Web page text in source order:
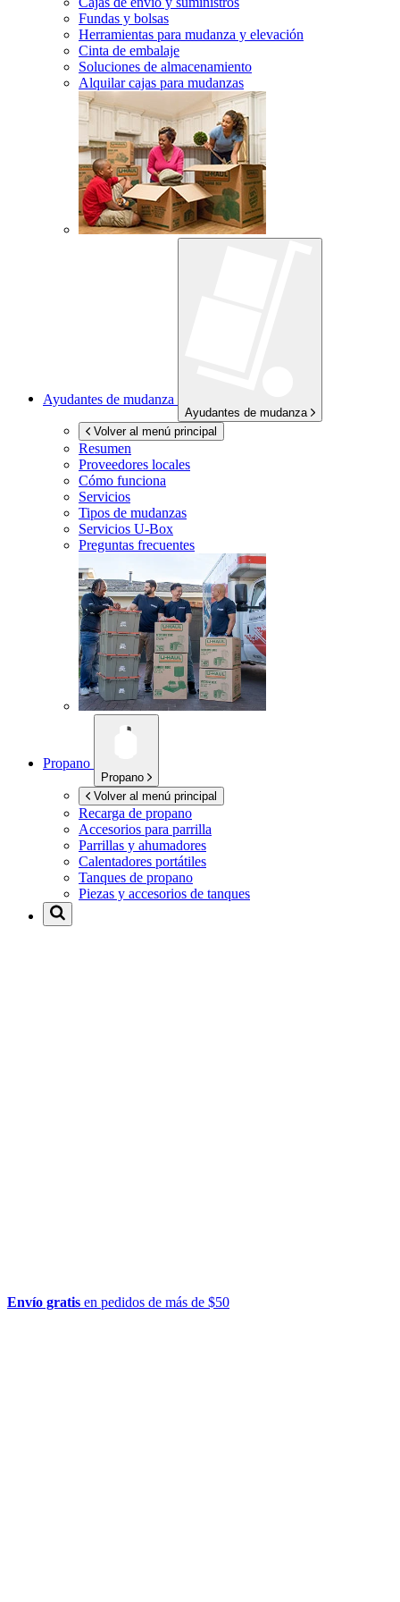
Fundas y bolsas
Herramientas para mudanza y elevación
Cinta de embalaje
Soluciones de almacenamiento
Alquilar cajas para mudanzas
Ayudantes de mudanza
Ayudantes de mudanza
Volver al menú principal
Resumen
Proveedores locales
Cómo funciona
Servicios
Tipos de mudanzas
Servicios U-Box
Preguntas frecuentes
Propano
Propano
Volver al menú principal
Recarga de propano
Accesorios para parrilla
Parrillas y ahumadores
Calentadores portátiles
Tanques de propano
Piezas y accesorios de tanques
Envío gratis en pedidos de más de $50